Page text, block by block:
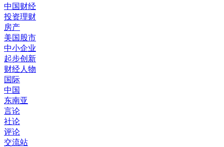
中国财经
投资理财
房产
美国股市
中小企业
起步创新
财经人物
国际
中国
东南亚
言论
社论
评论
交流站